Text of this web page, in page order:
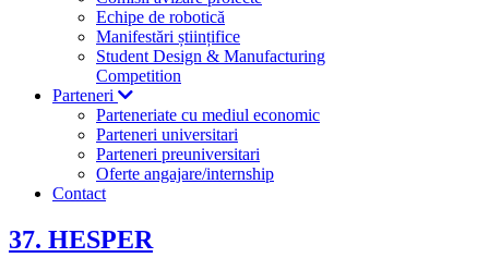
Echipe de robotică
Manifestări științifice
Student Design & Manufacturing
Competition
Parteneri
Parteneriate cu mediul economic
Parteneri universitari
Parteneri preuniversitari
Oferte angajare/internship
Contact
37. HESPER